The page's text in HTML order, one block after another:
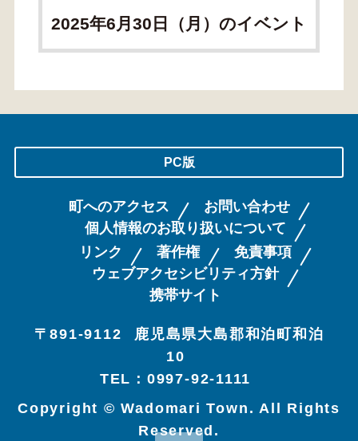
2025年6月30日（月）のイベント
PC版
町へのアクセス
お問い合わせ
個人情報のお取り扱いについて
リンク
著作権
免責事項
ウェブアクセシビリティ方針
携帯サイト
〒891-9112
鹿児島県大島郡和泊町和泊
10
TEL：0997-92-1111
Copyright © Wadomari Town. All Rights
Reserved.